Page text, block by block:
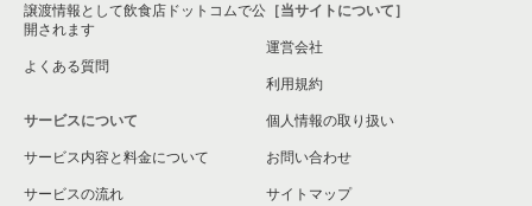
譲渡情報として飲食店ドットコムで公
開されます
よくある質問
サービスについて
サービス内容と料金について
サービスの流れ
［当サイトについて］
運営会社
利用規約
個人情報の取り扱い
お問い合わせ
サイトマップ